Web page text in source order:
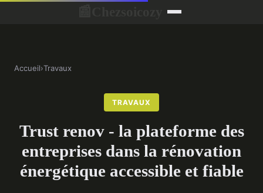
Accueil›Travaux
TRAVAUX
Trust renov - la plateforme des
entreprises dans la rénovation
énergétique accessible et fiable